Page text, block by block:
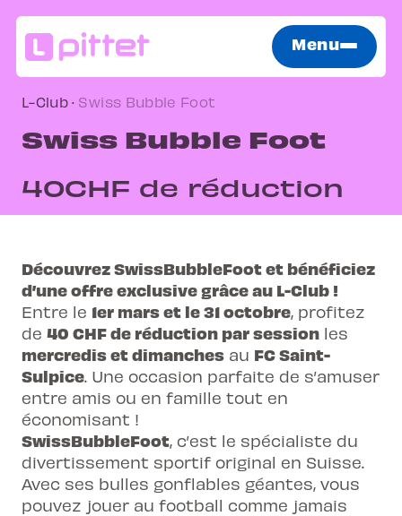
Menu
L-Club · Swiss Bubble Foot
Swiss Bubble Foot
40CHF de réduction
Découvrez SwissBubbleFoot et bénéficiez
d’une offre exclusive grâce au L-Club !
Entre le 1er mars et le 31 octobre, profitez
de 40 CHF de réduction par session les
mercredis et dimanches au FC Saint-
Sulpice. Une occasion parfaite de s’amuser
entre amis ou en famille tout en
économisant !
SwissBubbleFoot, c’est le spécialiste du
divertissement sportif original en Suisse.
Avec ses bulles gonflables géantes, vous
pouvez jouer au football comme jamais